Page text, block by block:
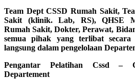
Team Dept CSSD Rumah Sakit,
Sakit (klinik. Lab, RS), QHSE
Rumah Sakit, Dokter, Perawat,
semua pihak yang terlibat
langsung dalam pengelolaan
Pengantar Pelatihan Cssd –
Departement